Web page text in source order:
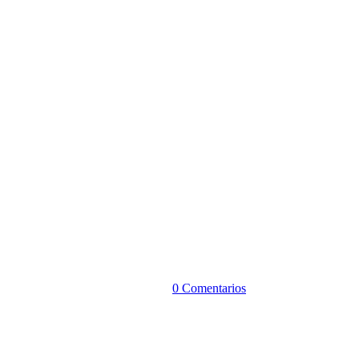
0 Comentarios